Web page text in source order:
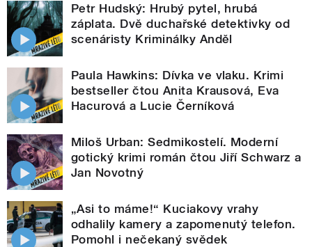
Petr Hudský: Hrubý pytel, hrubá
záplata. Dvě duchařské detektivky od
scenáristy Kriminálky Anděl
Paula Hawkins: Dívka ve vlaku. Krimi
bestseller čtou Anita Krausová, Eva
Hacurová a Lucie Černíková
Miloš Urban: Sedmikostelí. Moderní
gotický krimi román čtou Jiří Schwarz a
Jan Novotný
„Asi to máme!“ Kuciakovy vrahy
odhalily kamery a zapomenutý telefon.
Pomohl i nečekaný svědek